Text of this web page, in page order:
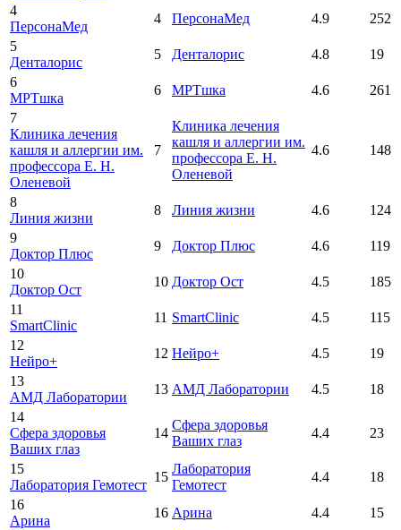
4
ПерсонаМед
4 ПерсонаМед 4.9
252
5
Денталорис
5 Денталорис 4.8
19
6
МРТшка
6 МРТшка 4.6
261
7
Клиника лечения
кашля и аллергии им.
профессора Е. Н.
Оленевой
7
Клиника лечения
кашля и аллергии им.
профессора Е. Н.
Оленевой
4.6 148
8
Линия жизни
8 Линия жизни 4.6
124
9
Доктор Плюс
9 Доктор Плюс 4.6
119
10
Доктор Ост
10 Доктор Ост 4.5
185
11
SmartClinic
11 SmartClinic 4.5
115
12
Нейро+
12 Нейро+ 4.5
19
13
АМД Лаборатории
13 АМД Лаборатории 4.5
18
14
Сфера здоровья
Ваших глаз
14
Сфера здоровья
Ваших глаз
4.4 23
15
Лаборатория Гемотест
15
Лаборатория
Гемотест
4.4
18
16
Арина
16 Арина 4.4
15